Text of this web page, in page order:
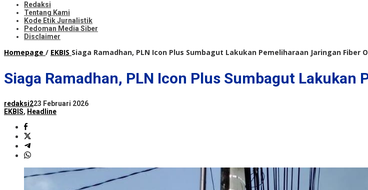
Redaksi
Tentang Kami
Kode Etik Jurnalistik
Pedoman Media Siber
Disclaimer
Homepage / EKBIS Siaga Ramadhan, PLN Icon Plus Sumbagut Lakukan Pemeliharaan Jaringan Fiber
Siaga Ramadhan, PLN Icon Plus Sumbagut
redaksi223 Februari 2026
EKBIS, Headline